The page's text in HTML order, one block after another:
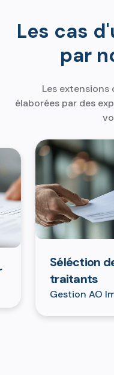
Les cas
par
Les extensions
élaborées par des
Séléction des
traitants
Gestion AO